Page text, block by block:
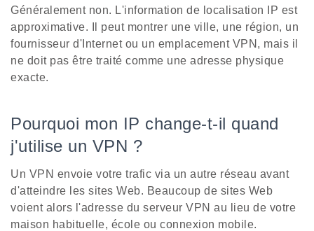
Généralement non. L'information de localisation IP est
approximative. Il peut montrer une ville, une région, un
fournisseur d'Internet ou un emplacement VPN, mais il
ne doit pas être traité comme une adresse physique
exacte.
Pourquoi mon IP change-t-il quand
j'utilise un VPN ?
Un VPN envoie votre trafic via un autre réseau avant
d'atteindre les sites Web. Beaucoup de sites Web
voient alors l'adresse du serveur VPN au lieu de votre
maison habituelle, école ou connexion mobile.